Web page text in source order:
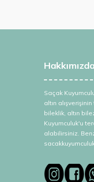
Saçak
altın
bileklik, altın
Kuyumculuk'u
alabilirsiniz.